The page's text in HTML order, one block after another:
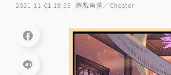
2021-11-01 19:35 遊戲角落／Chester